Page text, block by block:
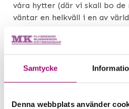
Samtycke
Denna webbplats använder
våra hytter (där vi skall bo
väntar en helkväll i en av
ingår och har sedan kvällen